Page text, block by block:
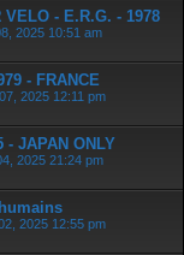
VELO - E.R.G. - 1978
2025 10:51 am
- FRANCE
2025 12:11 pm
- JAPAN ONLY
2025 21:24 pm
2025 12:55 pm